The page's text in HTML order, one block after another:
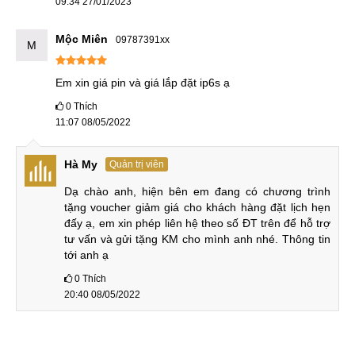
Dấu hiệu và nguyên nhân
Dưới đây là những dấu hiệu cho thấy Pin iPhone 6 cần
được thay thế cùng các nguyên nhân phổ biến khiến Pin
nhanh xuống cấp. Qua đó, người dùng có thể chủ động
Dấu hiệu cần thay Pin iPhone 6
Những biểu hiện sau cho thấy Pin iPhone 6 có thể đã bị
chai hoặc hư hỏng và cần được thay thế kịp thời:
Dấu hiệu cần thay Pin cho iPhone 6
Pin iPhone 6 hết nhanh bất thường
M Mộc Miên 09787391xx
Em xin giá pin và giá lắp đặt ip6s ạ
0 Thích
11:07 08/05/2022
Hà My Quản trị viên
Dạ chào anh, hiện bên em đang có chương trình
tặng voucher giảm giá cho khách hàng đặt lịch hẹn
đấy ạ, em xin phép liên hệ theo số ĐT trên để hỗ trợ
tư vấn và gửi tặng KM cho mình anh nhé. Thông tin
tới anh ạ
0 Thích
20:40 08/05/2022